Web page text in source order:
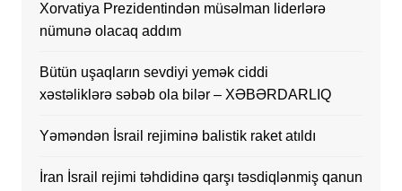
Xorvatiya Prezidentindən müsəlman liderlərə
nümunə olacaq addım
Bütün uşaqların sevdiyi yemək ciddi
xəstəliklərə səbəb ola bilər – XƏBƏRDARLIQ
Yəməndən İsrail rejiminə balistik raket atıldı
İran İsrail rejimi təhdidinə qarşı təsdiqlənmiş qanun